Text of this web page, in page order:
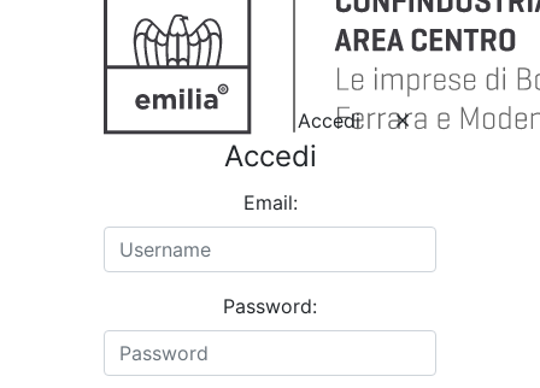
Accedi
Accedi
Email:
Password: